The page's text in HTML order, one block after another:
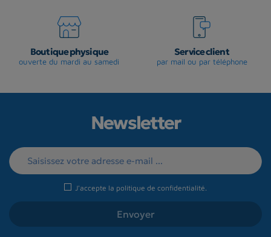
Boutique physique
ouverte du mardi au samedi
Service client
par mail ou par téléphone
Newsletter
J'accepte la politique de confidentialité.